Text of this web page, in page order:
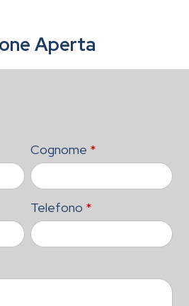
Aperta
Cognome *
Telefono *